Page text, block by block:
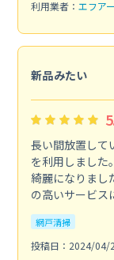
利用業者： エフア
新品みたい
長い間放置して
を利用しました
綺麗になりまし
の高いサービス
網戸清掃
投稿日：2024/04/